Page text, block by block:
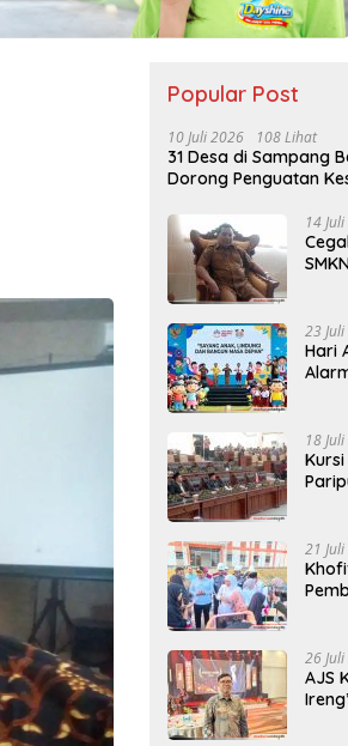
Popular Post
10 Juli 2026 108 Lihat
31 Desa di Sampang
Dorong Penguatan
14
23
Hari
18
21
26
AJS